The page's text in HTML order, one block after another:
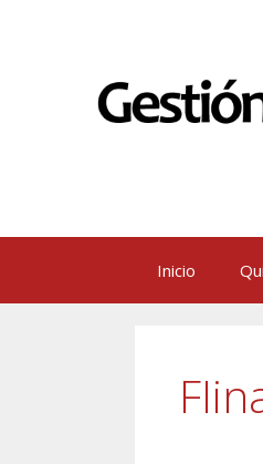
Inicio